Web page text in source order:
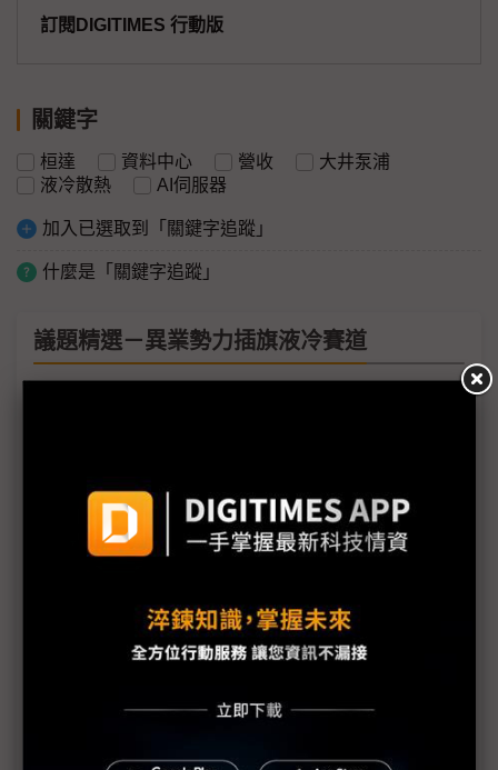
訂閱DIGITIMES 行動版
關鍵字
桓達 資料中心 營收
大井泵浦
液冷散熱
AI伺服器
加入已選取到「關鍵字追蹤」
什麼是「關鍵字追蹤」
議題精選－異業勢力插旗液冷賽道
液冷散熱成AI伺服器顯學 泵浦朝DC大水量邁進
連接器布局液冷散熱賽道 強化高耐熱、高密封性
Panasonic進軍液冷泵浦市場 已向台廠出貨
奇鋐看好液冷好光景續多年 擬擴產越南、美國
專訪TE Connectivity》I/O迎AI關鍵轉型期 連接器